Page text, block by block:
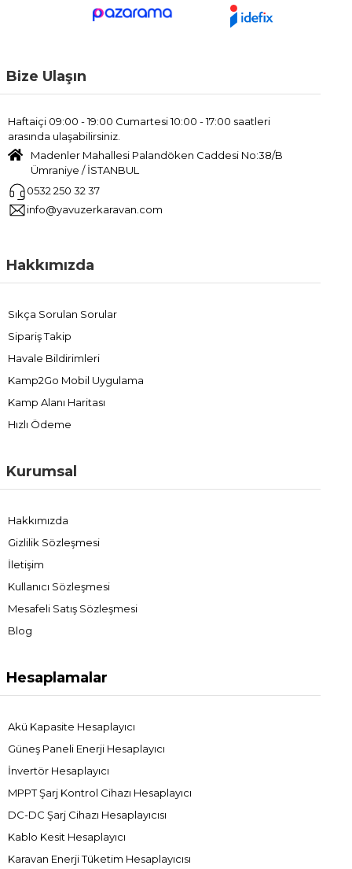
Bize Ulaşın
Haftaiçi 09:00 - 19:00 Cumartesi 10:00 - 17:00 saatleri
arasında ulaşabilirsiniz.
Madenler Mahallesi Palandöken Caddesi No:38/B
Ümraniye / İSTANBUL
0532 250 32 37
info@yavuzerkaravan.com
Hakkımızda
Sıkça Sorulan Sorular
Sipariş Takip
Havale Bildirimleri
Kamp2Go Mobil Uygulama
Kamp Alanı Haritası
Hızlı Ödeme
Kurumsal
Hakkımızda
Gizlilik Sözleşmesi
İletişim
Kullanıcı Sözleşmesi
Mesafeli Satış Sözleşmesi
Blog
Hesaplamalar
Akü Kapasite Hesaplayıcı
Güneş Paneli Enerji Hesaplayıcı
İnvertör Hesaplayıcı
MPPT Şarj Kontrol Cihazı Hesaplayıcı
DC-DC Şarj Cihazı Hesaplayıcısı
Kablo Kesit Hesaplayıcı
Karavan Enerji Tüketim Hesaplayıcısı